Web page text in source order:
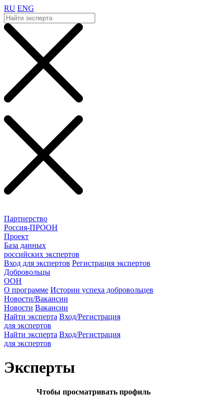
RU ENG
Партнерство
Россия-ПРООН
Проект
База данных
российских экспертов
Вход для экспертов Регистрация экспертов
Добровольцы
ООН
О программе Истории успеха добровольцев
Новости/Вакансии
Новости Вакансии
Найти эксперта Вход/Регистрация
для экспертов
Найти эксперта Вход/Регистрация
для экспертов
Эксперты
Чтобы просматривать профиль